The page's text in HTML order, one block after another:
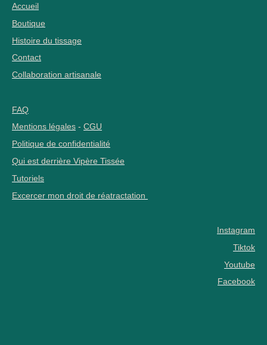
Accueil
Boutique
Histoire du tissage
Contact
Collaboration artisanale
FAQ
Mentions légales - CGU
Politique de confidentialité
Qui est derrière Vipère Tissée
Tutoriels
Excercer mon droit de réatractation
Instagram
Tiktok
Youtube
Facebook